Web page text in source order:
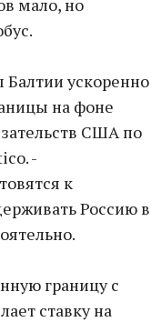
мало, но
ускоренно
на фоне
США по
-
к
Россию в
границу с
ставку на